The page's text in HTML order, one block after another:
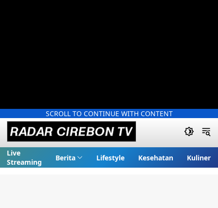
SCROLL TO CONTINUE WITH CONTENT
Live
Streaming
Berita Lifestyle Kesehatan Kuliner